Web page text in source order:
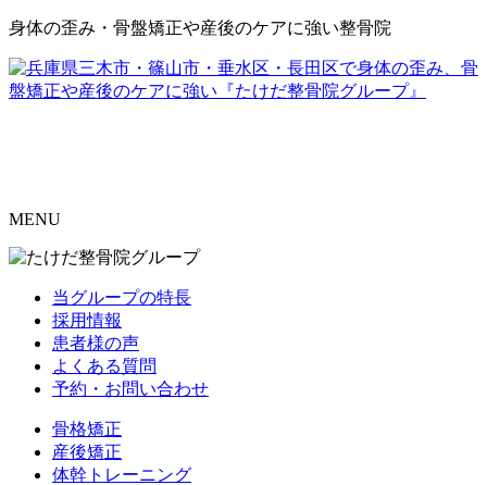
身体の歪み・骨盤矯正や産後のケアに強い整骨院
MENU
当グループの特長
採用情報
患者様の声
よくある質問
予約・お問い合わせ
骨格矯正
産後矯正
体幹トレーニング